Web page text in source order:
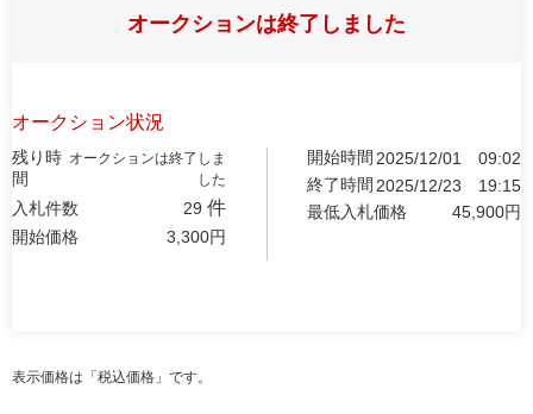
オークションは終了しました
オークション状況
残り時
間
オークションは終了しま
した
入札件数 29 件
開始価格 3,300円
開始時間 2025/12/01
09:02
終了時間 2025/12/23
19:15
最低入札価格
45,900円
表示価格は「税込価格」です。